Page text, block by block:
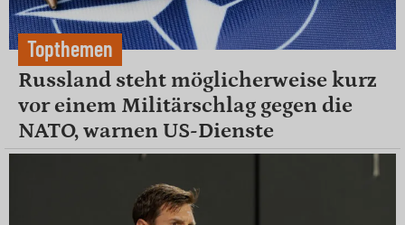
Topthemen
Russland steht möglicherweise kurz
vor einem Militärschlag gegen die
NATO, warnen US-Dienste